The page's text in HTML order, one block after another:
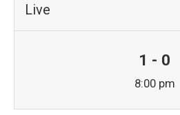
Live
1 - 0
8:00 pm